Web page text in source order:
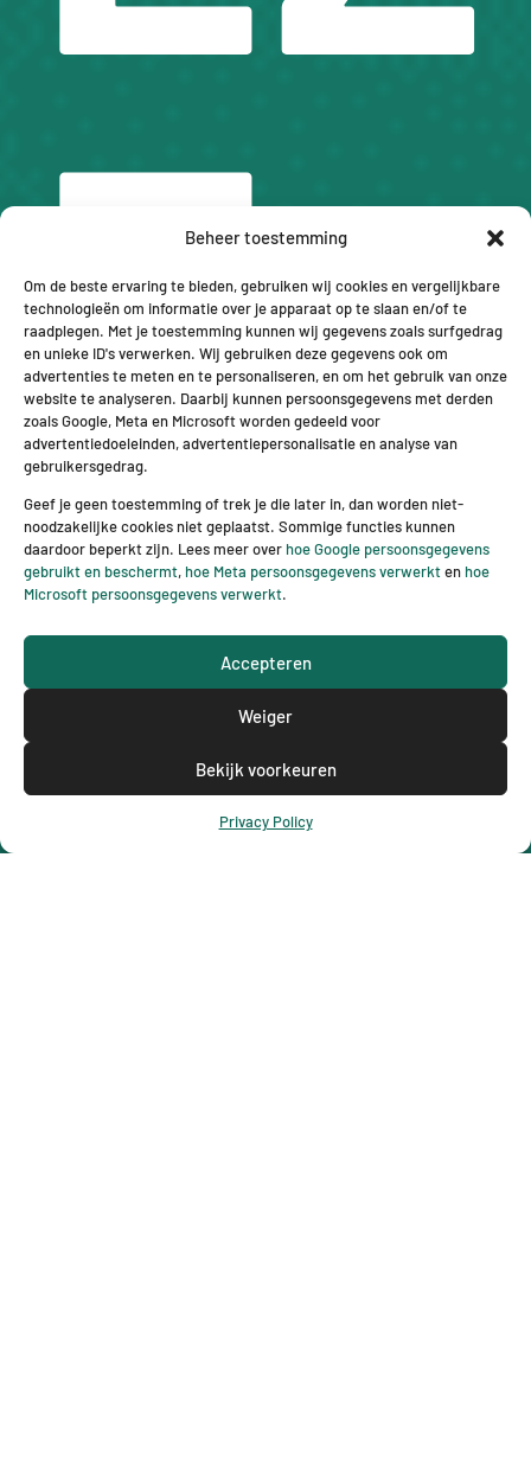
Beheer toestemming
Om de beste ervaring te bieden, gebruiken wij cookies en vergelijkbare
technologieën om informatie over je apparaat op te slaan en/of te
raadplegen. Met je toestemming kunnen wij gegevens zoals surfgedrag
en unieke ID's verwerken. Wij gebruiken deze gegevens ook om
advertenties te meten en te personaliseren, en om het gebruik van onze
website te analyseren. Daarbij kunnen persoonsgegevens met derden
zoals Google, Meta en Microsoft worden gedeeld voor
advertentiedoeleinden, advertentiepersonalisatie en analyse van
gebruikersgedrag.
Geef je geen toestemming of trek je die later in, dan worden niet-
noodzakelijke cookies niet geplaatst. Sommige functies kunnen
daardoor beperkt zijn. Lees meer over hoe Google persoonsgegevens
gebruikt en beschermt, hoe Meta persoonsgegevens verwerkten hoe
Microsoft persoonsgegevens verwerkt.
Accepteren
Weiger
Bekijk voorkeuren
Privacy Policy
E
B